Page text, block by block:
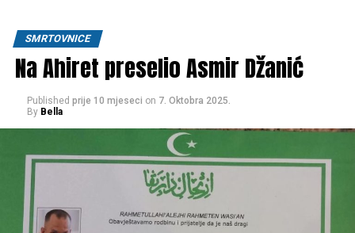
SMRTOVNICE
Na Ahiret preselio Asmir Džanić
Published prije 10 mjeseci on 7. Oktobra 2025.
By Bella